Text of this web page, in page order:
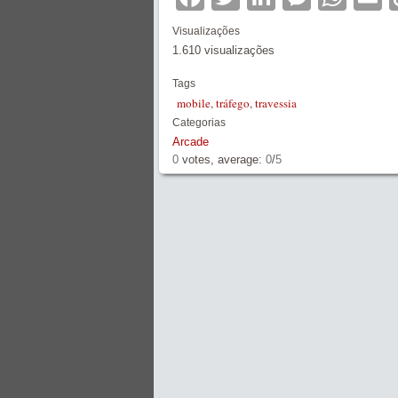
Visualizações
1.610 visualizações
Tags
mobile,tráfego,travessia
Categorias
Arcade
0 votes, average: 0/5